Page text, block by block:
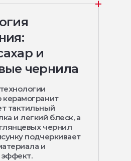
и
чернила
керамогранит
тактильный
и легкий блеск, а
чернил
подчеркивает
и